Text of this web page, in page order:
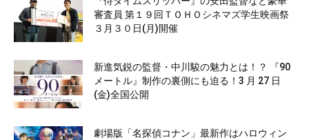
審査員 第１９回ＴＯＨＯシネマズ学生映画祭
３月３０日(月)開催
新進気鋭の監督・中川駿の魅力とは！？ 『90
メートル』制作の裏側にも迫る！3 月 27 日
(金)全国公開
劇場版「名探偵コナン」最新作はハロウィン